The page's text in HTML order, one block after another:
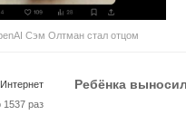
Сэм Олтман стал отцом
Интернет
1537 раз
Ребёнка